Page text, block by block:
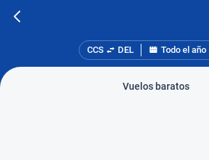
CCS DEL Todo el año
Vuelos baratos